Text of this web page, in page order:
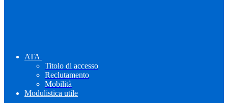
ATA
Titolo di accesso
Reclutamento
Mobilità
Modulistica utile